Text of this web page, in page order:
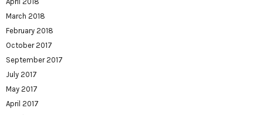
March 2018
February 2018
October 2017
September 2017
July 2017
May 2017
April 2017